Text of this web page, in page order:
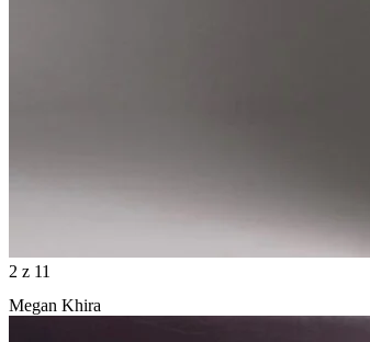
2 z 11
Megan Khira